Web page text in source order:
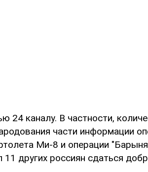
24 каналу. В частности,
части информации
Ми-8 и операции
других россиян сдаться